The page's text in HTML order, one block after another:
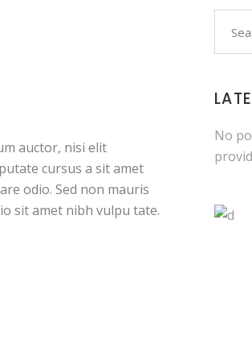
auctor, nisi elit
cursus a sit amet
odio. Sed non mauris
sit amet nibh vulpu tate.
No